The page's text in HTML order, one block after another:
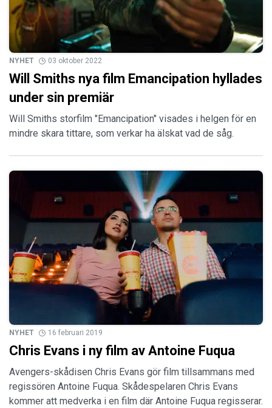
NYHET 03 oktober 2022
Will Smiths nya film Emancipation hyllades
under sin premiär
Will Smiths storfilm "Emancipation" visades i helgen för en
mindre skara tittare, som verkar ha älskat vad de såg.
NYHET 16 februari 2019
Chris Evans i ny film av Antoine Fuqua
Avengers-skådisen Chris Evans gör film tillsammans med
regissören Antoine Fuqua. Skådespelaren Chris Evans
kommer att medverka i en film där Antoine Fuqua regisserar.